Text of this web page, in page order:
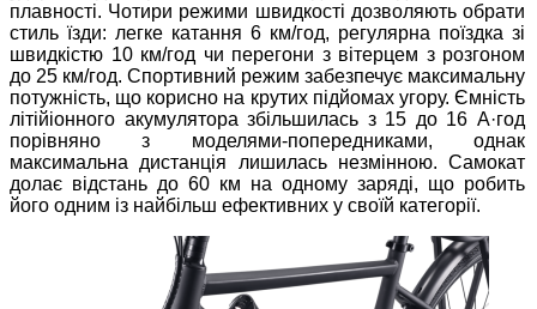
плавності. Чотири режими швидкості дозволяють обрати
стиль їзди: легке катання 6 км/год, регулярна поїздка зі
швидкістю 10 км/год чи перегони з вітерцем з розгоном
до 25 км/год. Спортивний режим забезпечує максимальну
потужність, що корисно на крутих підйомах угору. Ємність
літійіонного акумулятора збільшилась з 15 до 16 А·год
порівняно з моделями-попередниками, однак
максимальна дистанція лишилась незмінною. Самокат
долає відстань до 60 км на одному заряді, що робить
його одним із найбільш ефективних у своїй категорії.